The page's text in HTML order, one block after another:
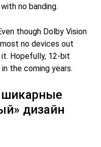
no banding.
though Dolby Vision
no devices out
Hopefully, 12-bit
the coming years.
шикарные
дизайн